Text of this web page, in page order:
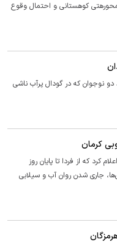
کوهستانی و احتمال وقوع
نوجوان که در گودال پرآب ناشی
کرمان
کرد که از فردا تا پایان روز
جاری شدن روان آب و سیلابی